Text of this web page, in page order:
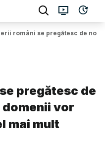
români se pregătesc de noi
pregătesc de
vor
mai mult